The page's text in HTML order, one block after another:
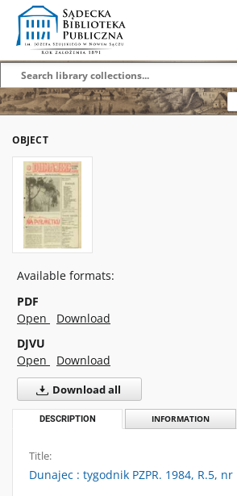
OBJECT
Available formats:
PDF
Open
Download
DJVU
Open
Download
Download all
DESCRIPTION INFORMATION
Title:
Dunajec : tygodnik PZPR. 1984, R.5, nr